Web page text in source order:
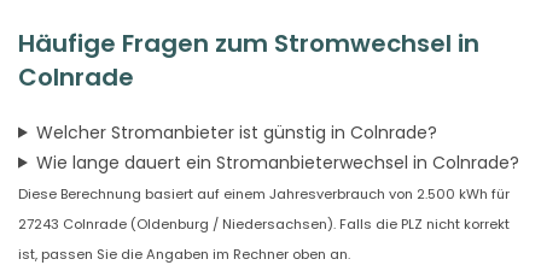
Häufige Fragen zum Stromwechsel in
Colnrade
Welcher Stromanbieter ist günstig in Colnrade?
Wie lange dauert ein Stromanbieterwechsel in Colnrade?
Diese Berechnung basiert auf einem Jahresverbrauch von 2.500 kWh für
27243 Colnrade (Oldenburg / Niedersachsen). Falls die PLZ nicht korrekt
ist, passen Sie die Angaben im Rechner oben an.